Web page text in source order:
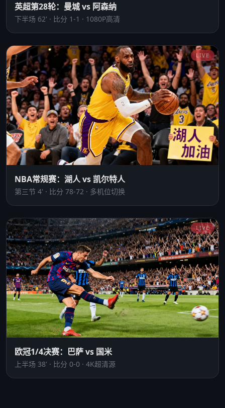
英超第28轮：曼城 vs 阿森纳
下半场 62' · 比分 1-1 · 1080P高清
LIVE
NBA常规赛：湖人 vs 凯尔特人
第三节 4' · 比分 78-72 · 多机位切换
LIVE
欧冠1/4决赛：巴萨 vs 国米
上半场 38' · 比分 0-0 · 4K超清源